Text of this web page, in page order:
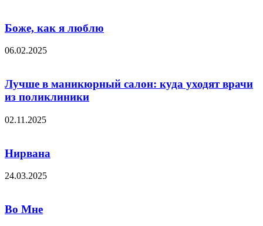
Боже, как я люблю
06.02.2025
Лучше в маникюрный салон: куда уходят врачи
из поликлиники
02.11.2025
Нирвана
24.03.2025
Во Мне